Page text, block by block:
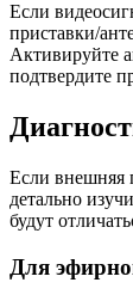
Если
приставки/
Активируйте
подтвердите
Если внешняя
детально
будут
Для